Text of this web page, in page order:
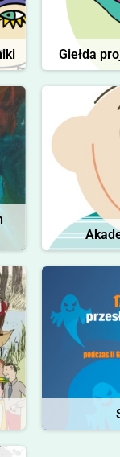
Giełda